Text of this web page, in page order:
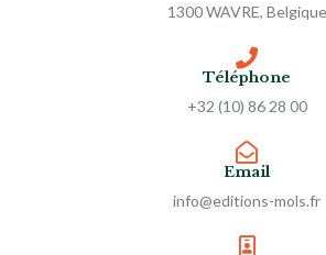
1300 WAVRE, Belgique
Téléphone
+32 (10) 86 28 00
Email
info@editions-mols.fr